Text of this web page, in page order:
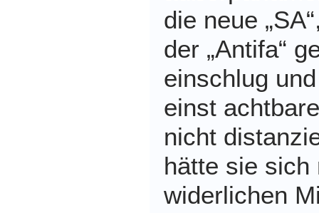
die neue
der „Antifa“
einschlug
einst
nicht
hätte sie sich
widerlichen